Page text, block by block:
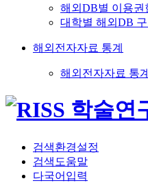
해외DB별 이용권
대학별 해외DB
해외전자자료 통계
해외전자자료 통계
검색환경설정
검색도움말
다국어입력